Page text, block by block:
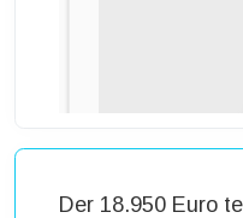
Der 18.950 Euro